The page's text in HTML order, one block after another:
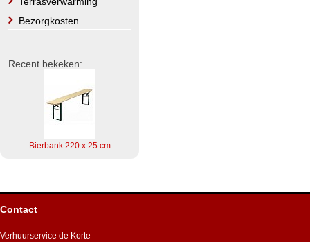
Bezorgkosten
Recent bekeken:
Bierbank 220 x 25 cm
Contact
Verhuurservice de Korte